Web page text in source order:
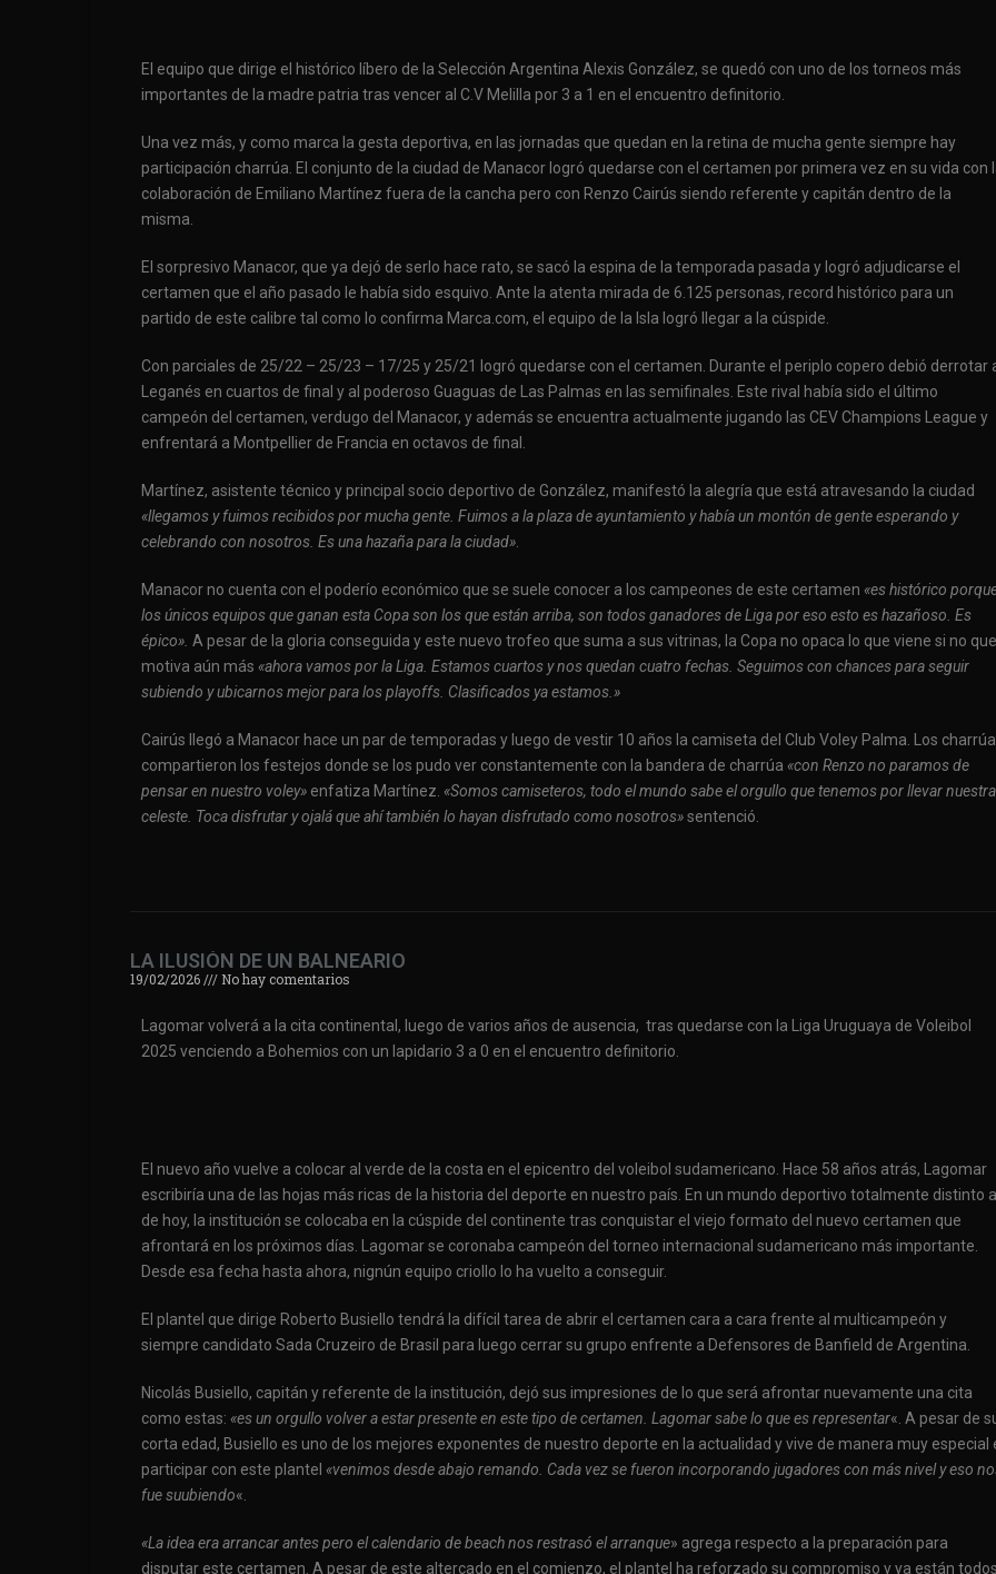
El equipo que dirige el histórico líbero de la Selección Argentina Alexis González, se quedó con uno de los torneos más
importantes de la madre patria tras vencer al C.V Melilla por 3 a 1 en el encuentro definitorio.
Una vez más, y como marca la gesta deportiva, en las jornadas que quedan en la retina de mucha gente siempre hay
participación charrúa. El conjunto de la ciudad de Manacor logró quedarse con el certamen por primera vez en su vida con
colaboración de Emiliano Martínez fuera de la cancha pero con Renzo Cairús siendo referente y capitán dentro de la
misma.
El sorpresivo Manacor, que ya dejó de serlo hace rato, se sacó la espina de la temporada pasada y logró adjudicarse el
certamen que el año pasado le había sido esquivo. Ante la atenta mirada de 6.125 personas, record histórico para un
partido de este calibre tal como lo confirma Marca.com, el equipo de la Isla logró llegar a la cúspide.
Con parciales de 25/22 – 25/23 – 17/25 y 25/21 logró quedarse con el certamen. Durante el periplo copero debió derrotar
Leganés en cuartos de final y al poderoso Guaguas de Las Palmas en las semifinales. Este rival había sido el último
campeón del certamen, verdugo del Manacor, y además se encuentra actualmente jugando las CEV Champions League y
enfrentará a Montpellier de Francia en octavos de final.
Martínez, asistente técnico y principal socio deportivo de González, manifestó la alegría que está atravesando la ciudad
«llegamos y fuimos recibidos por mucha gente. Fuimos a la plaza de ayuntamiento y había un montón de gente esperando y
celebrando con nosotros. Es una hazaña para la ciudad»
Manacor no cuenta con el poderío económico que se suele conocer a los campeones de este certamen «es histórico
los únicos equipos que ganan esta Copa son los que están arriba, son todos ganadores de Liga por eso esto es hazañoso. Es
épico». A pesar de la gloria conseguida y este nuevo trofeo que suma a sus vitrinas, la Copa no opaca lo que viene si no que
motiva aún más «ahora vamos por la Liga. Estamos cuartos y nos quedan cuatro fechas. Seguimos con chances para seguir
subiendo y ubicarnos mejor para los playoffs. Clasificados ya estamos.»
Cairús llegó a Manacor hace un par de temporadas y luego de vestir 10 años la camiseta del Club Voley Palma. Los
compartieron los festejos donde se los pudo ver constantemente con la bandera de charrúa «con Renzo no paramos de
pensar en nuestro voley» enfatiza Martínez. «Somos camiseteros, todo el mundo sabe el orgullo que tenemos por llevar nuestra
celeste. Toca disfrutar y ojalá que ahí también lo hayan disfrutado como nosotros»sentenció.
LA ILUSIÓN DE UN BALNEARIO
19/02/2026 No hay comentarios
Lagomar volverá a la cita continental, luego de varios años de ausencia, tras quedarse con la Liga Uruguaya de Voleibol
2025 venciendo a Bohemios con un lapidario 3 a 0 en el encuentro definitorio.
El nuevo año vuelve a colocar al verde de la costa en el epicentro del voleibol sudamericano. Hace 58 años atrás, Lagomar
escribiría una de las hojas más ricas de la historia del deporte en nuestro país. En un mundo deportivo totalmente distinto al
de hoy, la institución se colocaba en la cúspide del continente tras conquistar el viejo formato del nuevo certamen que
afrontará en los próximos días. Lagomar se coronaba campeón del torneo internacional sudamericano más importante.
Desde esa fecha hasta ahora, nignún equipo criollo lo ha vuelto a conseguir.
El plantel que dirige Roberto Busiello tendrá la difícil tarea de abrir el certamen cara a cara frente al multicampeón y
siempre candidato Sada Cruzeiro de Brasil para luego cerrar su grupo enfrente a Defensores de Banfield de Argentina.
Nicolás Busiello, capitán y referente de la institución, dejó sus impresiones de lo que será afrontar nuevamente una cita
como estas: «es un orgullo volver a estar presente en este tipo de certamen. Lagomar sabe lo que es representar«. A pesar de
corta edad, Busiello es uno de los mejores exponentes de nuestro deporte en la actualidad y vive de manera muy especial
participar con este plantel «venimos desde abajo remando. Cada vez se fueron incorporando jugadores con más nivel y eso
fue suubiendo«.
«La idea era arrancar antes pero el calendario de beach nos restrasó el arranque» agrega respecto a la preparación para
disputar este certamen. A pesar de este altercado en el comienzo, el plantel ha reforzado su compromiso y ya están todos